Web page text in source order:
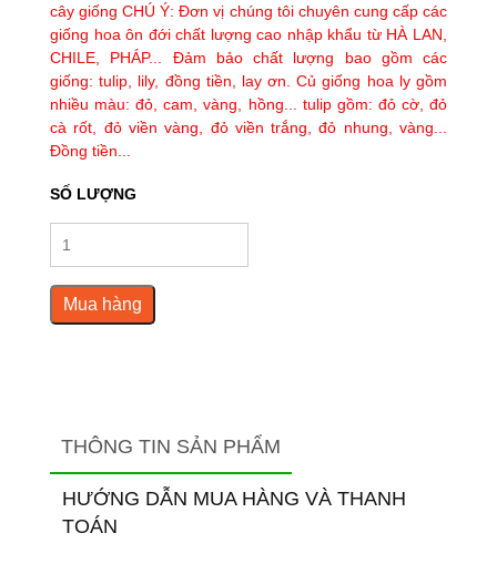
cây giống CHÚ Ý: Đơn vị chúng tôi chuyên cung cấp các
giống hoa ôn đới chất lượng cao nhập khẩu từ HÀ LAN,
CHILE, PHÁP... Đảm bảo chất lượng bao gồm các
giống: tulip, lily, đồng tiền, lay ơn. Củ giống hoa ly gồm
nhiều màu: đỏ, cam, vàng, hồng... tulip gồm: đỏ cờ, đỏ
cà rốt, đỏ viền vàng, đỏ viền trắng, đỏ nhung, vàng...
Đồng tiền...
SỐ LƯỢNG
Mua hàng
THÔNG TIN SẢN PHẨM
HƯỚNG DẪN MUA HÀNG VÀ THANH
TOÁN